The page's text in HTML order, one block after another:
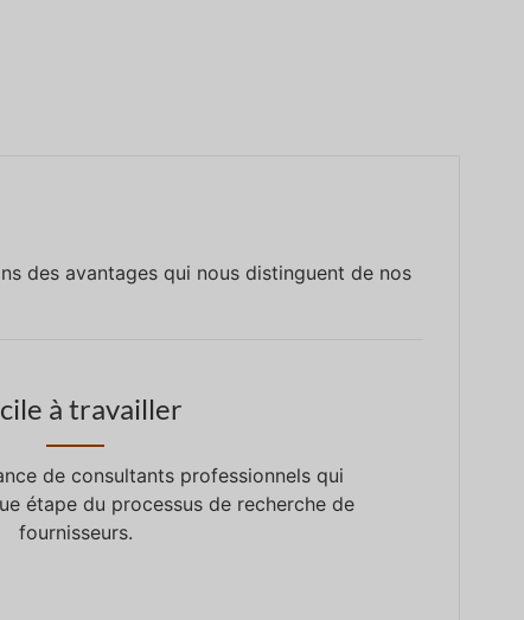
des avantages qui nous distinguent de nos
à travailler
de consultants professionnels qui
étape du processus de recherche de
fournisseurs.